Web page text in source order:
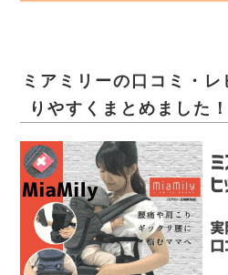
ミアミリーの口コミ・
りやすくまとめました